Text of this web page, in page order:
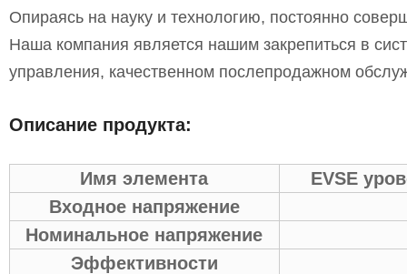
Опираясь на науку и технологию, постоянно
Наша компания является нашим закрепиться в
управления, качественном послепродажном
Описание продукта:
Имя элемента
EVSE
Входное напряжение
Номинальное напряжение
Эффективности